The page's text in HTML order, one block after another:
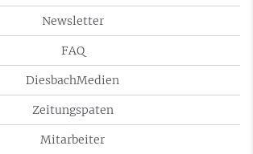
Newsletter
FAQ
DiesbachMedien
Zeitungspaten
Mitarbeiter